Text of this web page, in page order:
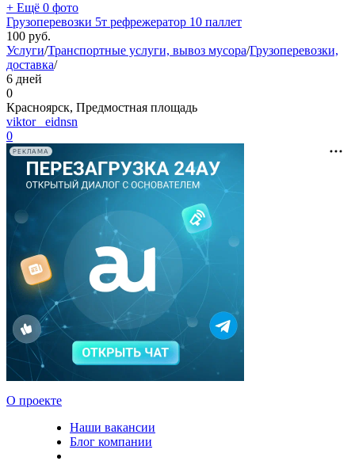
+ Ещё 0 фото
Грузоперевозки 5т рефрежератор 10 паллет
100 руб.
Услуги/Транспортные услуги, вывоз мусора/Грузоперевозки,
доставка/
6 дней
0
Красноярск, Предмостная площадь
viktor_ eidnsn
0
РЕКЛАМА
О проекте
Наши вакансии
Блог компании